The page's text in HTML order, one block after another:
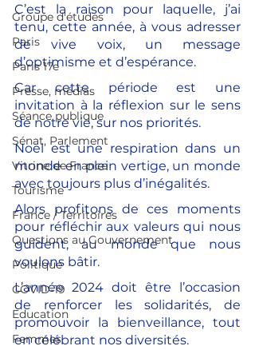
Groupe d'études
Paris
Paris 17e
Presse, médias
Séance publique
Sénat, Parlement
Vitrine de France
Tourisme
France / Territoires
Questions au Gouvernement
Politique
COVID-19
Education
Femmes
C’est la raison pour laquelle, j’ai
tenu, cette année, à vous adresser
de vive voix, un message
d’optimisme et d’espérance.
Car cette période est une
invitation à la réflexion sur le sens
de notre vie, sur nos priorités.
Noël est une respiration dans un
monde en plein vertige, un monde
avec toujours plus d’inégalités.
Alors profitons de ces moments
pour réfléchir aux valeurs qui nous
guident, au monde que nous
voulons bâtir.
L’année 2024 doit être l’occasion
de renforcer les solidarités, de
promouvoir la bienveillance, tout
en célébrant nos diversités.